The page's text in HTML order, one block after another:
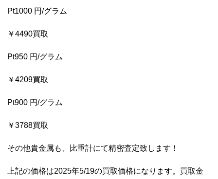
Pt1000 円/グラム
￥4490買取
Pt950 円/グラム
￥4209買取
Pt900 円/グラム
￥3788買取
その他貴金属も、比重計にて精密査定致します！
上記の価格は2025年5/19の買取価格になります。買取金